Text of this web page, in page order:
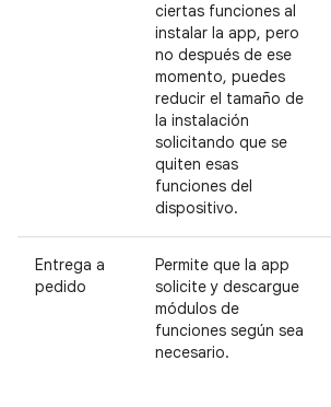
ciertas funciones al
instalar la app, pero
no después de ese
momento, puedes
reducir el tamaño de
la instalación
solicitando que se
quiten esas
funciones del
dispositivo.
Entrega a
pedido
Permite que la app
solicite y descargue
módulos de
funciones según sea
necesario.